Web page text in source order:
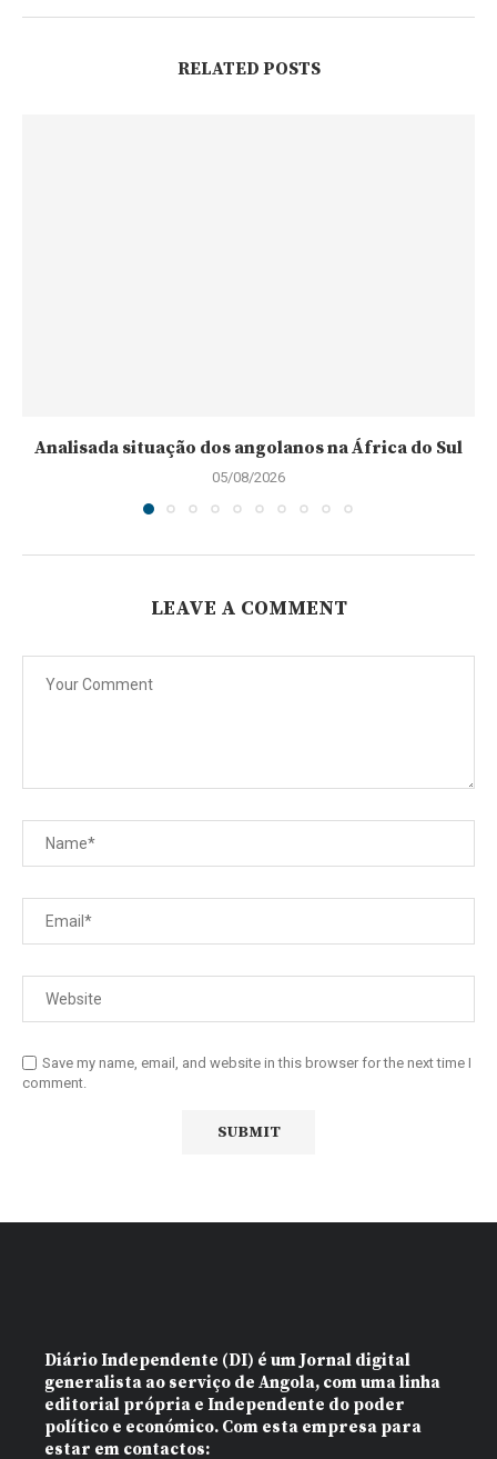
RELATED POSTS
Analisada situação dos angolanos na África do Sul
05/08/2026
LEAVE A COMMENT
Save my name, email, and website in this browser for the next time I
comment.
Diário Independente (DI) é um Jornal digital
generalista ao serviço de Angola, com uma linha
editorial própria e Independente do poder
político e económico. Com esta empresa para
estar em contactos: